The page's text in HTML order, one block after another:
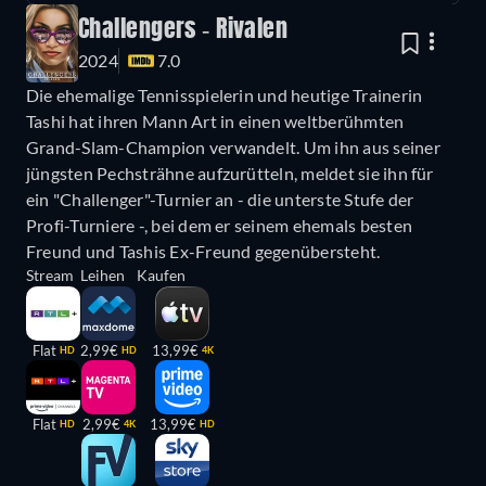
Challengers - Rivalen
2024
7.0
Die ehemalige Tennisspielerin und heutige Trainerin
Tashi hat ihren Mann Art in einen weltberühmten
Grand-Slam-Champion verwandelt. Um ihn aus seiner
jüngsten Pechsträhne aufzurütteln, meldet sie ihn für
ein "Challenger"-Turnier an - die unterste Stufe der
Profi-Turniere -, bei dem er seinem ehemals besten
Freund und Tashis Ex-Freund gegenübersteht.
Stream
Flat HD
Flat HD
Leihen
2,99€ HD
2,99€ 4K
Kaufen
13,99€ 4K
13,99€ HD